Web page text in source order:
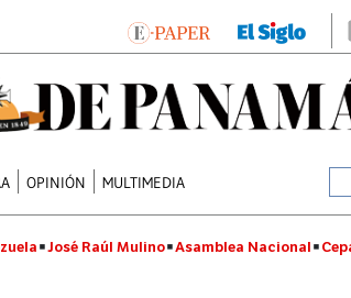
OPINIÓN MULTIMEDIA
José Raúl Mulino Asamblea Nacional